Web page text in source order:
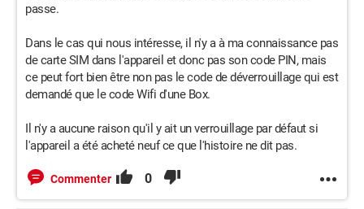
passe.
Dans le cas qui nous intéresse, il n'y a à ma connaissance pas
de carte SIM dans l'appareil et donc pas son code PIN, mais
ce peut fort bien être non pas le code de déverrouillage qui est
demandé que le code Wifi d'une Box.
Il n'y a aucune raison qu'il y ait un verrouillage par défaut si
l'appareil a été acheté neuf ce que l'histoire ne dit pas.
Commenter 0